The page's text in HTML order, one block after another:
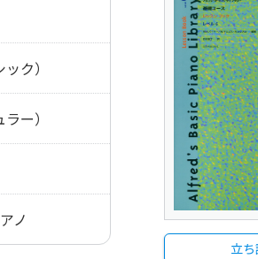
立
ク）
ー）
ノ